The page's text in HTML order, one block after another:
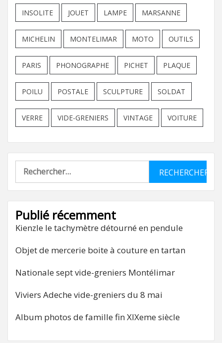
INSOLITE JOUET LAMPE MARSANNE
MICHELIN MONTELIMAR MOTO OUTILS
PARIS PHONOGRAPHE PICHET PLAQUE
POILU POSTALE SCULPTURE SOLDAT
VERRE VIDE-GRENIERS VINTAGE VOITURE
Rechercher :
Publié récemment
Kienzle le tachymètre détourné en pendule
Objet de mercerie boite à couture en tartan
Nationale sept vide-greniers Montélimar
Viviers Adeche vide-greniers du 8 mai
Album photos de famille fin XIXeme siècle